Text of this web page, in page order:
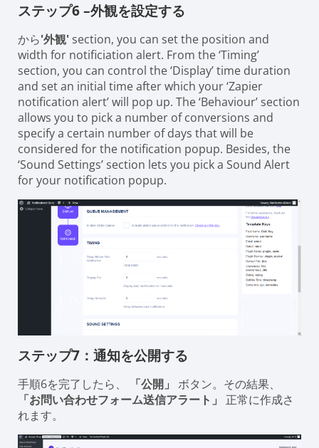
ステップ6 –外観を設定する
から'外観' section, you can set the position and
width for notificiation alert. From the ‘Timing’
section, you can control the ‘Display’ time duration
and set an initial time after which your ‘Zapier
notification alert’ will pop up. The ‘Behaviour’ section
allows you to pick a number of conversions and
specify a certain number of days that will be
considered for the notification popup. Besides, the
‘Sound Settings’ section lets you pick a Sound Alert
for your notification popup.
ステップ7：通知を公開する
手順6を完了したら、 「公開」 ボタン。その結果、
「お問い合わせフォーム送信アラート」
正常に作成さ
れます。